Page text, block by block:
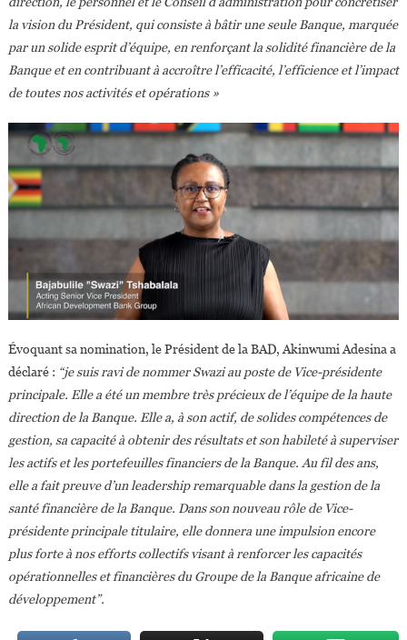
la vision du Président, qui consiste à bâtir une seule Banque, marquée
par un solide esprit d’équipe, en renforçant la solidité financière de la
Banque et en contribuant à accroître l’efficacité, l’efficience et l’impact
de toutes nos activités et opérations »
Évoquant sa nomination, le Président de la BAD, Akinwumi Adesina a
déclaré : “je suis ravi de nommer Swazi au poste de Vice-présidente
principale. Elle a été un membre très précieux de l’équipe de la haute
direction de la Banque. Elle a, à son actif, de solides compétences de
gestion, sa capacité à obtenir des résultats et son habileté à superviser
les actifs et les portefeuilles financiers de la Banque. Au fil des ans,
elle a fait preuve d’un leadership remarquable dans la gestion de la
santé financière de la Banque. Dans son nouveau rôle de Vice-
présidente principale titulaire, elle donnera une impulsion encore
plus forte à nos efforts collectifs visant à renforcer les capacités
opérationnelles et financières du Groupe de la Banque africaine de
développement”.